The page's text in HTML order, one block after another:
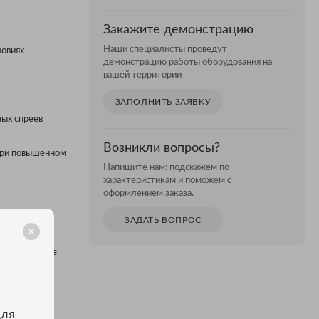
спреев
повышенном
дюймовый
настройте
в
Закажите демонстрацию
Наши специалисты проведут
демонстрацию работы оборудования на
вашей территории
ЗАПОЛНИТЬ ЗАЯВКУ
Возникли вопросы?
Напишите нам: подскажем по
характеристикам и поможем с
оформлением заказа.
ЗАДАТЬ ВОПРОС